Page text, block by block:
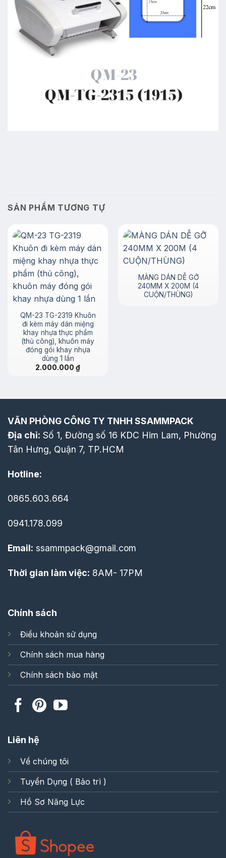
SẢN PHẨM TƯƠNG TỰ
QM-23 TG-2319 Khuôn
đi kèm máy dán miệng
khay nhựa thực phẩm
(thủ công), khuôn máy
đóng gói khay nhựa
dùng 1 lần
2.000.000 ₫
MÀNG DÁN DỄ GỠ
240MM X 200M (4
CUỘN/THÙNG)
VĂN PHÒNG CÔNG TY TNHH SSAMMPACK
Địa chỉ: Số 1, Đường số 16 KDC Him Lam, Phường
Tân Hưng, Quận 7, TP.HCM
Hotline:
0865.603.664
0941.178.099
Email: ssammpack@gmail.com
Thời gian làm việc: 8AM- 17PM
Chính sách
Điều khoản sử dụng
Chính sách mua hàng
Chính sách bảo mật
Liên hệ
Về chúng tôi
Tuyển Dụng ( Bảo trì )
Hồ Sơ Năng Lực